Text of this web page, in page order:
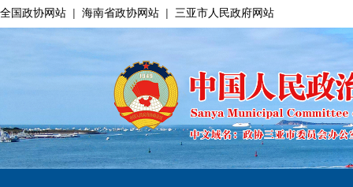
全国政协网站 | 海南省政协网站 | 三亚市人民政府网站